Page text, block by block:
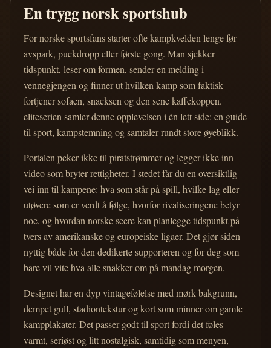
En trygg norsk sportshub
For norske sportsfans starter ofte kampkvelden lenge før
avspark, puckdropp eller første gong. Man sjekker
tidspunkt, leser om formen, sender en melding i
vennegjengen og finner ut hvilken kamp som faktisk
fortjener sofaen, snacksen og den sene kaffekoppen.
eliteserien samler denne opplevelsen i én lett side: en guide
til sport, kampstemning og samtaler rundt store øyeblikk.
Portalen peker ikke til piratstrømmer og legger ikke inn
video som bryter rettigheter. I stedet får du en oversiktlig
vei inn til kampene: hva som står på spill, hvilke lag eller
utøvere som er verdt å følge, hvorfor rivaliseringene betyr
noe, og hvordan norske seere kan planlegge tidspunkt på
tvers av amerikanske og europeiske ligaer. Det gjør siden
nyttig både for den dedikerte supporteren og for deg som
bare vil vite hva alle snakker om på mandag morgen.
Designet har en dyp vintagefølelse med mørk bakgrunn,
dempet gull, stadiontekstur og kort som minner om gamle
kampplakater. Det passer godt til sport fordi det føles
varmt, seriøst og litt nostalgisk, samtidig som menyen,